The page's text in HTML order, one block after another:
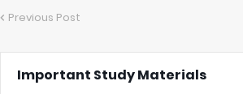
Previous Post
Important Study Materials